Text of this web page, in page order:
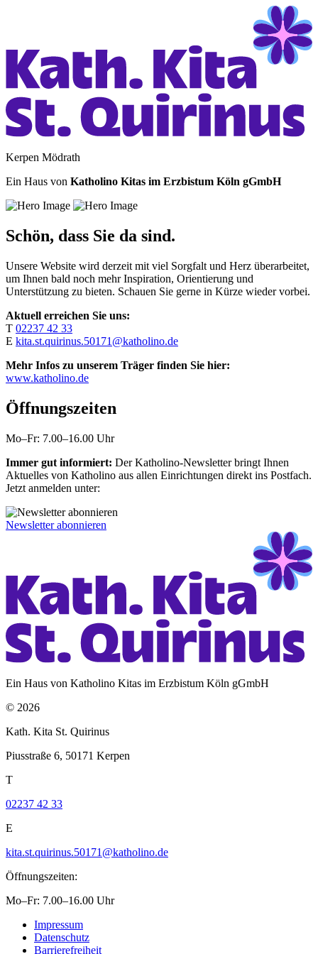
Kerpen Mödrath
Ein Haus von Katholino Kitas im Erzbistum Köln gGmbH
Schön, dass Sie da sind.
Unsere Website wird derzeit mit viel Sorgfalt und Herz überarbeitet,
um Ihnen bald noch mehr Inspiration, Orientierung und
Unterstützung zu bieten. Schauen Sie gerne in Kürze wieder vorbei.
Aktuell erreichen Sie uns:
T 02237 42 33
E kita.st.quirinus.50171@katholino.de
Mehr Infos zu unserem Träger finden Sie hier:
www.katholino.de
Öffnungszeiten
Mo–Fr: 7.00–16.00 Uhr
Immer gut informiert: Der Katholino-Newsletter bringt Ihnen
Aktuelles von Katholino aus allen Einrichtungen direkt ins Postfach.
Jetzt anmelden unter:
Newsletter abonnieren
Ein Haus von Katholino Kitas im Erzbistum Köln gGmbH
© 2026
Kath. Kita St. Quirinus
Piusstraße 6, 50171 Kerpen
T
02237 42 33
E
kita.st.quirinus.50171@katholino.de
Öffnungszeiten:
Mo–Fr: 7.00–16.00 Uhr
Impressum
Datenschutz
Barrierefreiheit